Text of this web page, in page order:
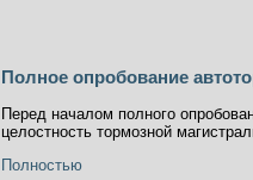
Полное опробование
Перед началом полного
целостность тормозной
Полностью